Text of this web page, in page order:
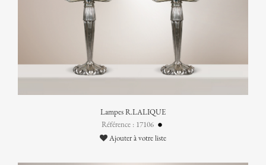
Lampes R.LALIQUE
Référence : 17106
Ajouter à votre liste